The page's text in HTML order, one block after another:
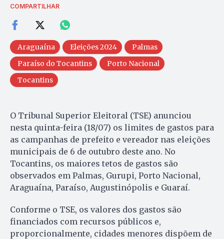
COMPARTILHAR
Araguaína Eleições 2024
Palmas
Paraíso do Tocantins
Porto Nacional
Tocantins
O Tribunal Superior Eleitoral (TSE) anunciou
nesta quinta-feira (18/07) os limites de gastos para
as campanhas de prefeito e vereador nas eleições
municipais de 6 de outubro deste ano. No
Tocantins, os maiores tetos de gastos são
observados em Palmas, Gurupi, Porto Nacional,
Araguaína, Paraíso, Augustinópolis e Guaraí.
Conforme o TSE, os valores dos gastos são
financiados com recursos públicos e,
proporcionalmente, cidades menores dispõem de